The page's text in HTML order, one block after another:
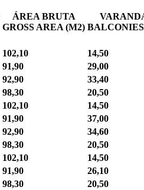
ÁREA BRUTA
GROSS AREA (M2)
102,10 14,50
91,90 29,00
92,90 33,40
98,30 20,50
102,10 14,50
91,90 37,00
92,90 34,60
98,30 20,50
102,10 14,50
91,90 26,10
98,30 20,50